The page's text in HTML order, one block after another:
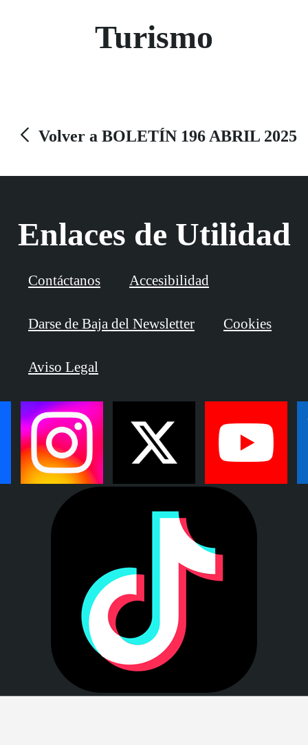
Turismo
Volver a BOLETÍN 196 ABRIL 2025
Enlaces de Utilidad
Contáctanos Accesibilidad
Darse de Baja del Newsletter Cookies
Aviso Legal